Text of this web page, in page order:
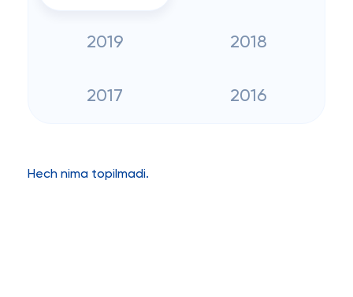
2019 2018
2017 2016
Hech nima topilmadi.